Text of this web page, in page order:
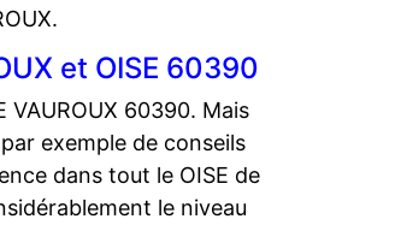
et OISE 60390
60390. Mais
exemple de conseils
dans tout le OISE de
le niveau